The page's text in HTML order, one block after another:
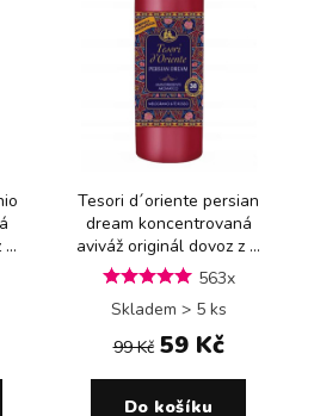
Tesori d´oriente persian
dream koncentrovaná
aviváž originál dovoz z ...
563x
Skladem > 5 ks
99 Kč 59 Kč
Do košíku